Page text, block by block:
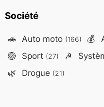
Société
🚗 Auto moto (166) 💰
🏐 Sport (27) ☭
🌿 Drogue (21)